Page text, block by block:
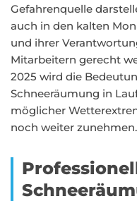
Gefahrenquelle
auch in den kalten
und ihrer
Mitarbeitern gerecht
2025 wird die
Schneeräumung in
möglicher
noch weiter zunehmen.